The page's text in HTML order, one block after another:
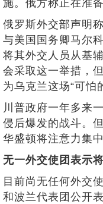
施。俄方称正在准
俄罗斯外交部声明
与美国国务卿马尔
将其外交人员从基
会采取这一举措，
为乌克兰这场“可怕
川普政府一年多来
侵后爆发的战斗。
华盛顿将注意力集
无一外交使团表示
目前尚无任何外交
和波兰代表团公开